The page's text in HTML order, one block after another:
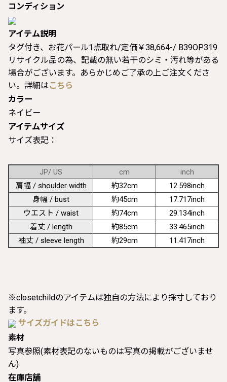
コンディション
アイテム説明
タグ付き、お花パール1点取れ/定価￥38,664-/ B39OP319
リサイクル品の為、記載の無い若干のシミ・汚れ等がある
場合がございます。あらかじめご了承の上ご注文くださ
い。詳細は こちら
カラー
ネイビー
アイテムサイズ
サイズ表記：
JP/ US cm
inch
肩幅 / shoulder width
約32cm
12.598inch
身幅 / bust
約45cm
17.717inch
ウエスト / waist
約74cm
29.134inch
着丈 / length
約85cm
33.465inch
袖丈 / sleeve length
約29cm 11.417inch
※closetchildのアイテムは独自の方法により採寸しており
ます。
サイズガイドはこちら
素材
写真参照(素材表記のないものは写真の掲載がございませ
ん)
在庫店舗